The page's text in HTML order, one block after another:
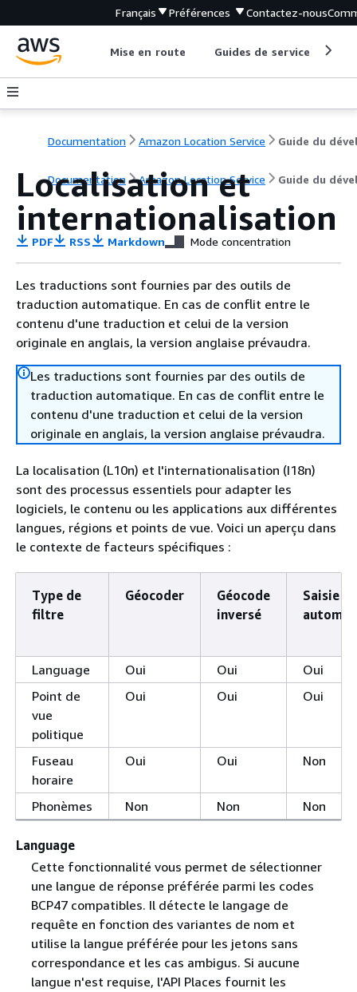
Français Préférences Contactez-nous
Mise en route Guides de service
Documentation Amazon Location Service
Documentation Amazon Location Service Guide du
Localisation et
internationalisation
PDF RSS Markdown Mode concentration
Les traductions sont fournies par des outils de
traduction automatique. En cas de conflit entre le
contenu d'une traduction et celui de la version
originale en anglais, la version anglaise prévaudra.
Les traductions sont fournies par des outils de
traduction automatique. En cas de conflit entre le
contenu d'une traduction et celui de la version
originale en anglais, la version anglaise prévaudra.
La localisation (L10n) et l'internationalisation (I18n)
sont des processus essentiels pour adapter les
logiciels, le contenu ou les applications aux différentes
langues, régions et points de vue. Voici un aperçu dans
le contexte de facteurs spécifiques :
Type de
filtre
Géocoder
Géocode
inversé
Saisie
Language Oui Oui
Oui
Point de
vue
politique
Oui Oui Oui
Fuseau
horaire
Oui Oui Non
Phonèmes Non Non Non
Language
Cette fonctionnalité vous permet de sélectionner
une langue de réponse préférée parmi les codes
BCP47 compatibles. Il détecte le langage de
requête en fonction des variantes de nom et
utilise la langue préférée pour les jetons sans
correspondance et les cas ambigus. Si aucune
langue n'est requise, l'API Places fournit les